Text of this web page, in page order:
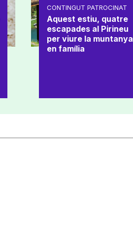
CONTINGUT PATROCINAT
Aquest estiu, quatre
escapades al Pirineu
per viure la muntanya
en família